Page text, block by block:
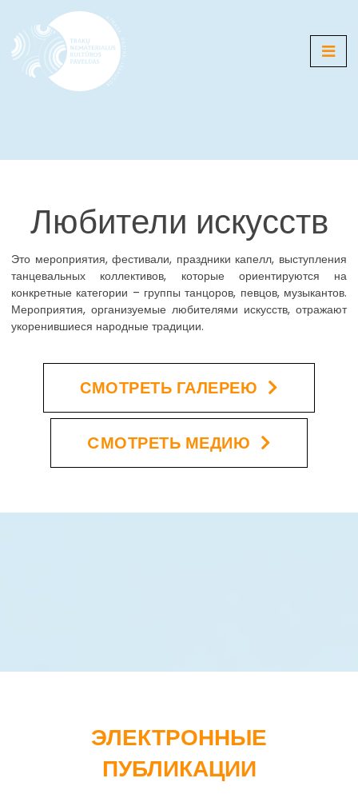
Новости
LT EN RU DE PL
Любители искусств
Это мероприятия, фестивали, праздники капелл, выступления
танцевальных коллективов, которые ориентируются на
конкретные категории – группы танцоров, певцов, музыкантов.
Мероприятия, организуемые любителями искусств, отражают
укоренившиеся народные традиции.
СМОТРЕТЬ ГАЛЕРЕЮ
CМОТРЕТЬ МЕДИЮ
ЭЛЕКТРОННЫЕ
ПУБЛИКАЦИИ